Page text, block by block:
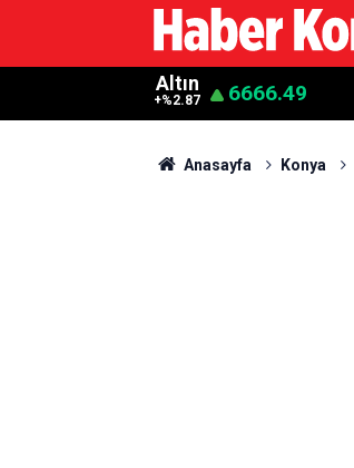
Altın
+%2.87 6666.49
Anasayfa Konya